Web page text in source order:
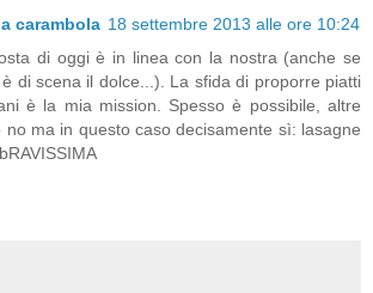
carambola 18 settembre 2013 alle ore 10:24
di oggi è in linea con la nostra (anche se
di scena il dolce...). La sfida di proporre piatti
è la mia mission. Spesso è possibile, altre
no ma in questo caso decisamente sì: lasagne